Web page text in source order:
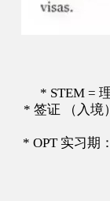
* STEM =
* 签证 （入境
* OPT 实习期